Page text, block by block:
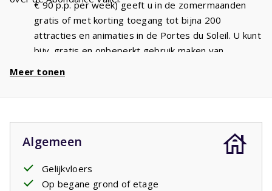
€ 90 p.p. per week) geeft u in de zomermaanden
gratis of met korting toegang tot bijna 200
attracties en animaties in de Portes du Soleil. U kunt
bijv. gratis en onbeperkt gebruik maken van
Meer tonen
Algemeen
Gelijkvloers
Op begane grond of etage